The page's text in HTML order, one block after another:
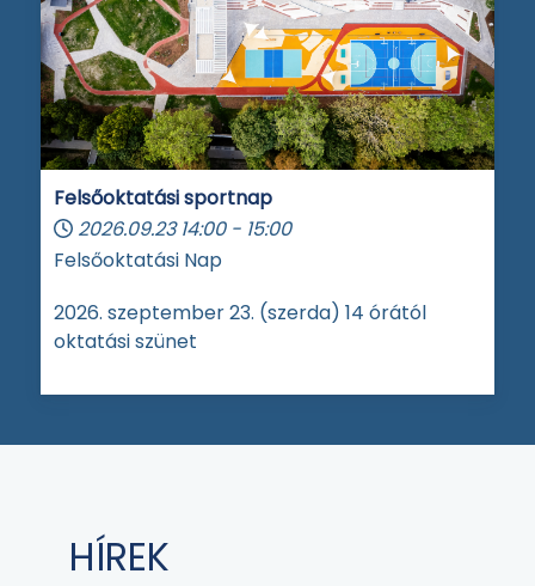
Felsőoktatási sportnap
2026.09.23 14:00 - 15:00
Felsőoktatási Nap
2026. szeptember 23. (szerda) 14 órától
oktatási szünet
HÍREK